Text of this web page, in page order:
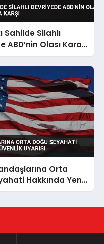
Sahilde Silahlı
ABD’nin Olası Kara
Karşı
Orta
Hakkında Yeni